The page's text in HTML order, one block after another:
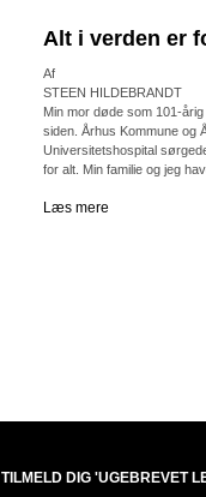
Alt i verden er
Af
STEEN HILDEBRANDT
Min mor døde som 101-
siden. Århus Kommune og
Universitetshospital
for alt. Min familie og jeg
Læs mere
TILMELD DIG 'UGEBREVET